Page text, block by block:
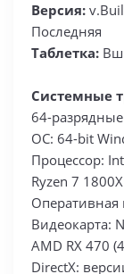
Версия:
Последняя
Таблетка:
Системные
64-
ОС: 64-bit
Процессор:
Ryzen 7
Оперативная
Видеокарта:
AMD RX 470
DirectX: